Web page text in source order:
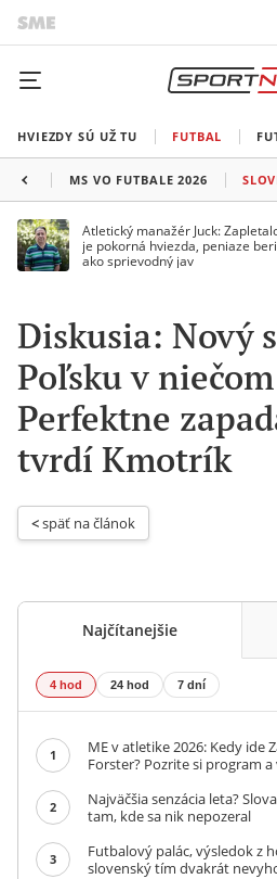
HVIEZDY SÚ UŽ TU FUTBAL
MS VO FUTBALE 2026
Atletický manažér Juck:
je pokorná hviezda, peniaze
ako sprievodný jav
Diskusia: Nový
Poľsku v
Perfektne
tvrdí Kmotrík
< späť na článok
Najčítanejšie
4 hod 24 hod 7 dní
1
ME v atletike 2026: Kedy ide
Forster? Pozrite si program
2
Najväčšia senzácia leta?
tam, kde sa nik nepozeral
3
Futbalový palác, výsledok z
slovenský tím dvakrát